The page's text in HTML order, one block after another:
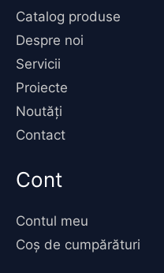
Catalog produse
Despre noi
Servicii
Proiecte
Noutăți
Contact
Cont
Contul meu
Coș de cumpărături